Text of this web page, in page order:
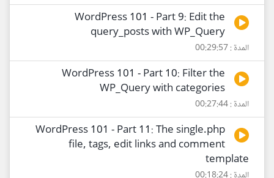
WordPress 101 - Part 9: Edit the
query_posts with WP_Query
المدة : 00:29:57
WordPress 101 - Part 10: Filter the
WP_Query with categories
المدة : 00:27:44
WordPress 101 - Part 11: The single.php
file, tags, edit links and comment
template